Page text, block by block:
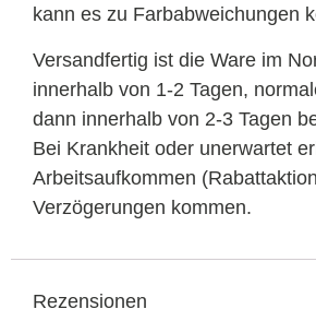
kann es zu Farbabweichungen
Versandfertig ist die Ware im
innerhalb von 1-2 Tagen,
dann innerhalb von 2-3 Tagen
Bei Krankheit oder unerwartet
Arbeitsaufkommen
Verzögerungen kommen.
Rezensionen